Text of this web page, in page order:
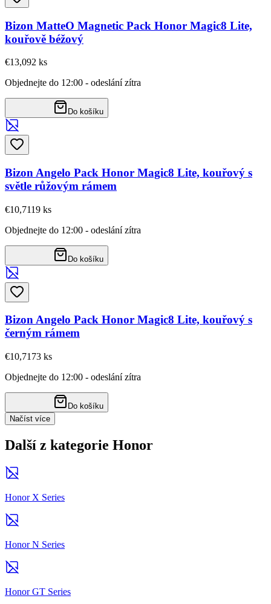
Bizon MatteO Magnetic Pack Honor Magic8 Lite,
kouřově béžový
€13,092 ks
Objednejte do 12:00 - odeslání zítra
Do košíku
Bizon Angelo Pack Honor Magic8 Lite, kouřový s
světle růžovým rámem
€10,7119 ks
Objednejte do 12:00 - odeslání zítra
Do košíku
Bizon Angelo Pack Honor Magic8 Lite, kouřový s
černým rámem
€10,71 73 ks
Objednejte do 12:00 - odeslání zítra
Do košíku
Načíst více
Další z kategorie Honor
Honor X Series
Honor N Series
Honor GT Series